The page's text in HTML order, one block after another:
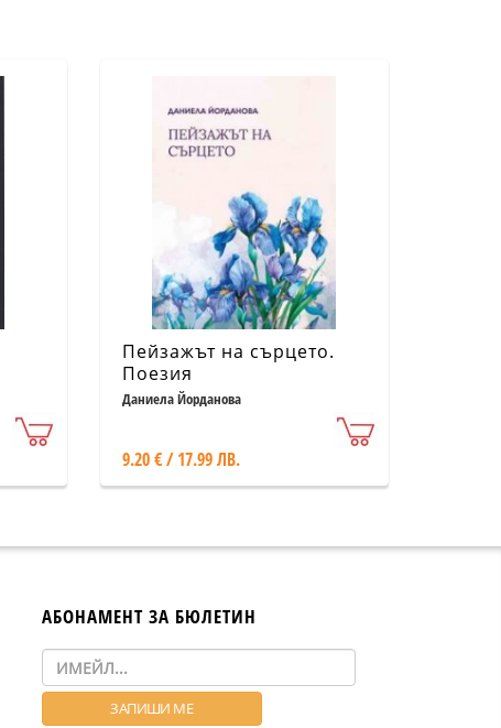
Пейзажът на сърцето.
Поезия
Даниела Йорданова
9.20 € / 17.99 ЛВ.
АБОНАМЕНТ ЗА БЮЛЕТИН